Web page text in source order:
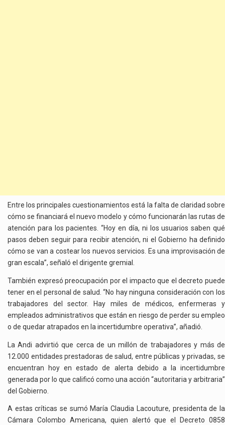
Entre los principales cuestionamientos está la falta de claridad sobre
cómo se financiará el nuevo modelo y cómo funcionarán las rutas de
atención para los pacientes. “Hoy en día, ni los usuarios saben qué
pasos deben seguir para recibir atención, ni el Gobierno ha definido
cómo se van a costear los nuevos servicios. Es una improvisación de
gran escala”, señaló el dirigente gremial.
También expresó preocupación por el impacto que el decreto puede
tener en el personal de salud. “No hay ninguna consideración con los
trabajadores del sector. Hay miles de médicos, enfermeras y
empleados administrativos que están en riesgo de perder su empleo
o de quedar atrapados en la incertidumbre operativa”, añadió.
La Andi advirtió que cerca de un millón de trabajadores y más de
12.000 entidades prestadoras de salud, entre públicas y privadas, se
encuentran hoy en estado de alerta debido a la incertidumbre
generada por lo que calificó como una acción “autoritaria y arbitraria”
del Gobierno.
A estas críticas se sumó María Claudia Lacouture, presidenta de la
Cámara Colombo Americana, quien alertó que el Decreto 0858